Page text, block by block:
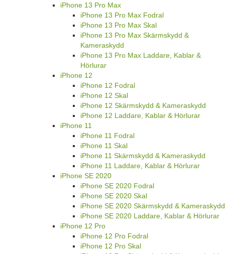
iPhone 13 Pro Max
iPhone 13 Pro Max Fodral
iPhone 13 Pro Max Skal
iPhone 13 Pro Max Skärmskydd &
Kameraskydd
iPhone 13 Pro Max Laddare, Kablar &
Hörlurar
iPhone 12
iPhone 12 Fodral
iPhone 12 Skal
iPhone 12 Skärmskydd & Kameraskydd
iPhone 12 Laddare, Kablar & Hörlurar
iPhone 11
iPhone 11 Fodral
iPhone 11 Skal
iPhone 11 Skärmskydd & Kameraskydd
iPhone 11 Laddare, Kablar & Hörlurar
iPhone SE 2020
iPhone SE 2020 Fodral
iPhone SE 2020 Skal
iPhone SE 2020 Skärmskydd & Kameraskydd
iPhone SE 2020 Laddare, Kablar & Hörlurar
iPhone 12 Pro
iPhone 12 Pro Fodral
iPhone 12 Pro Skal